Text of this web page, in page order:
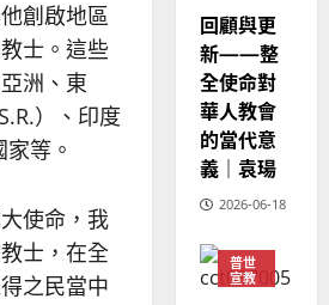
創啟地區
士。這些
洲、東
）、印度
等。
使命，我
士，在全
之民當中
2025-
02-
20
回顧與更
新——整
全使命對
華人教會
的當代意
義｜袁瑒
2026-06-18
普世
宣教